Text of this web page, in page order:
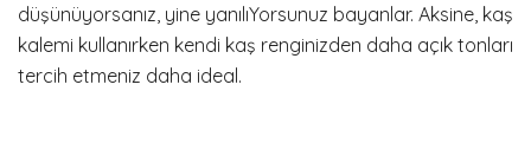
düşünüyorsanız, yine yanılıYorsunuz bayanlar. Aksine, kaş
kalemi kullanırken kendi kaş renginizden daha açık tonları
tercih etmeniz daha ideal.